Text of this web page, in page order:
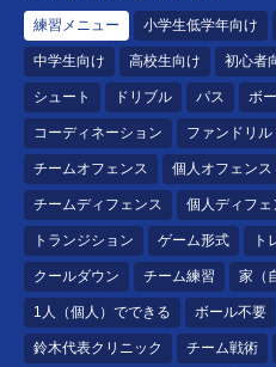
練習メニュー 小学生低学年向け
中学生向け 高校生向け 初心者
シュート ドリブル パス ボ
コーディネーション ファンドリル
チームオフェンス 個人オフェンス
チームディフェンス 個人ディフェ
トランジション ゲーム形式 ト
クールダウン チーム練習 家（
1人（個人）でできる ボール不要
鈴木代表クリニック チーム戦術